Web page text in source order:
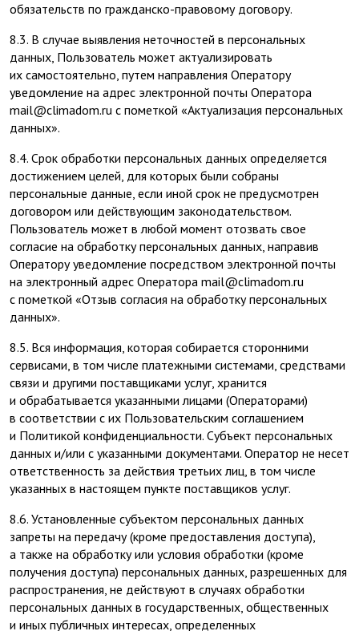
обязательств по гражданско-правовому договору.
8.3. В случае выявления неточностей в персональных
данных, Пользователь может актуализировать
их самостоятельно, путем направления Оператору
уведомление на адрес электронной почты Оператора
mail@climadom.ru с пометкой «Актуализация персональных
данных».
8.4. Срок обработки персональных данных определяется
достижением целей, для которых были собраны
персональные данные, если иной срок не предусмотрен
договором или действующим законодательством.
Пользователь может в любой момент отозвать свое
согласие на обработку персональных данных, направив
Оператору уведомление посредством электронной почты
на электронный адрес Оператора mail@climadom.ru
с пометкой «Отзыв согласия на обработку персональных
данных».
8.5. Вся информация, которая собирается сторонними
сервисами, в том числе платежными системами, средствами
связи и другими поставщиками услуг, хранится
и обрабатывается указанными лицами (Операторами)
в соответствии с их Пользовательским соглашением
и Политикой конфиденциальности. Субъект персональных
данных и/или с указанными документами. Оператор не несет
ответственность за действия третьих лиц, в том числе
указанных в настоящем пункте поставщиков услуг.
8.6. Установленные субъектом персональных данных
запреты на передачу (кроме предоставления доступа),
а также на обработку или условия обработки (кроме
получения доступа) персональных данных, разрешенных для
распространения, не действуют в случаях обработки
персональных данных в государственных, общественных
и иных публичных интересах, определенных